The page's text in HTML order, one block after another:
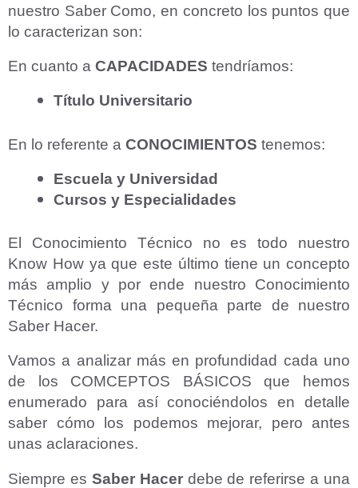
nuestro Saber Como, en concreto los puntos que
lo caracterizan son:
En cuanto a CAPACIDADES tendríamos:
Título Universitario
En lo referente a CONOCIMIENTOS tenemos:
Escuela y Universidad
Cursos y Especialidades
El Conocimiento Técnico no es todo nuestro
Know How ya que este último tiene un concepto
más amplio y por ende nuestro Conocimiento
Técnico forma una pequeña parte de nuestro
Saber Hacer.
Vamos a analizar más en profundidad cada uno
de los COMCEPTOS BÁSICOS que hemos
enumerado para así conociéndolos en detalle
saber cómo los podemos mejorar, pero antes
unas aclaraciones.
Siempre es Saber Hacerdebe de referirse a una